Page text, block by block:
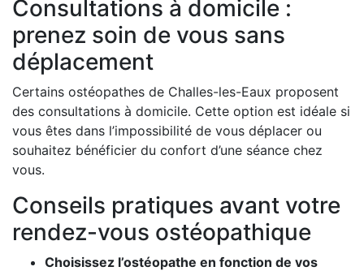
Consultations à domicile :
prenez soin de vous sans
déplacement
Certains ostéopathes de Challes-les-Eaux proposent
des consultations à domicile. Cette option est idéale si
vous êtes dans l’impossibilité de vous déplacer ou
souhaitez bénéficier du confort d’une séance chez
vous.
Conseils pratiques avant votre
rendez-vous ostéopathique
Choisissez l’ostéopathe en fonction de vos